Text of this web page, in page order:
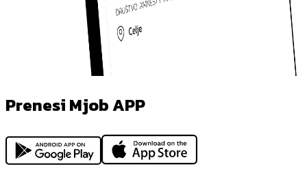
Prenesi Mjob APP